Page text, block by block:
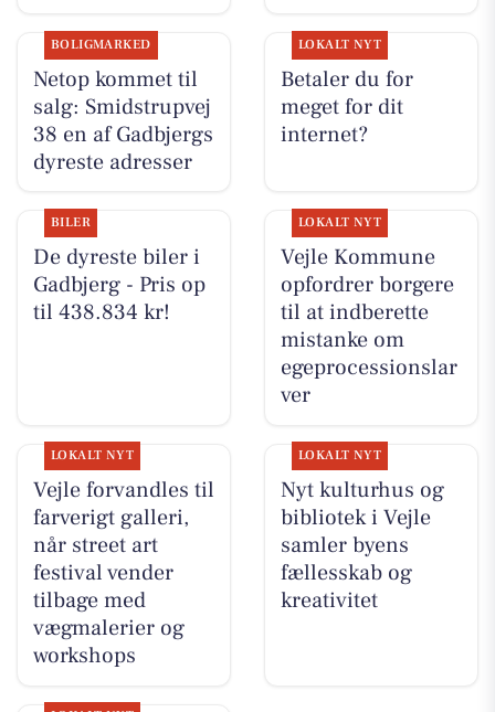
BOLIGMARKED
Netop kommet til
salg: Smidstrupvej
38 en af Gadbjergs
dyreste adresser
LOKALT NYT
Betaler du for
meget for dit
internet?
BILER
De dyreste biler i
Gadbjerg - Pris op
til 438.834 kr!
LOKALT NYT
Vejle Kommune
opfordrer borgere
til at indberette
mistanke om
egeprocessionslar
ver
LOKALT NYT
Vejle forvandles til
farverigt galleri,
når street art
festival vender
tilbage med
vægmalerier og
workshops
LOKALT NYT
Nyt kulturhus og
bibliotek i Vejle
samler byens
fællesskab og
kreativitet